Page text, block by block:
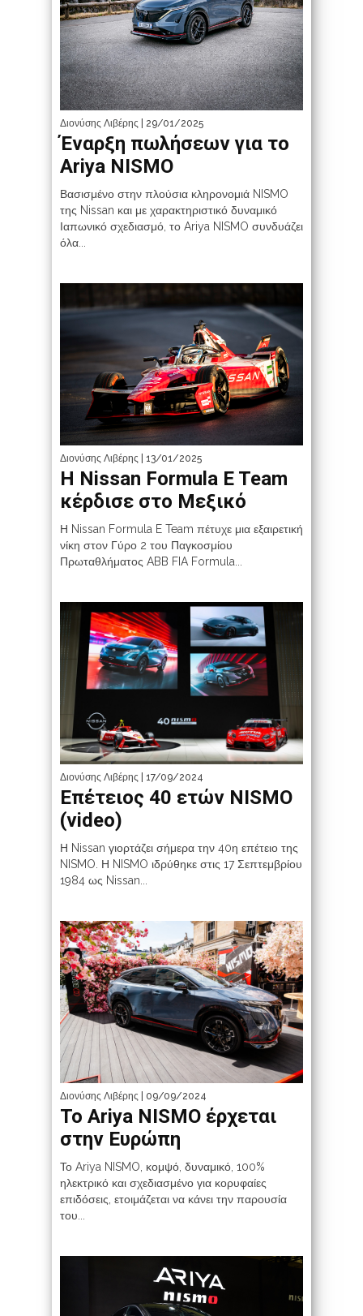
Διονύσης Λιβέρης | 29/01/2025
Έναρξη πωλήσεων για το
Ariya NISMO
Βασισμένο στην πλούσια κληρονομιά NISMO
της Nissan και με χαρακτηριστικό δυναμικό
Ιαπωνικό σχεδιασμό, το Ariya NISMO συνδυάζει
όλα...
Διονύσης Λιβέρης | 13/01/2025
Η Nissan Formula E Team
κέρδισε στο Μεξικό
Η Nissan Formula E Team πέτυχε μια εξαιρετική
νίκη στον Γύρο 2 του Παγκοσμίου
Πρωταθλήματος ABB FIA Formula...
Διονύσης Λιβέρης | 17/09/2024
Επέτειος 40 ετών NISMO
(video)
Η Nissan γιορτάζει σήμερα την 40η επέτειο της
NISMO. Η NISMO ιδρύθηκε στις 17 Σεπτεμβρίου
1984 ως Nissan...
Διονύσης Λιβέρης | 09/09/2024
Το Ariya NISMO έρχεται
στην Ευρώπη
Το Ariya NISMO, κομψό, δυναμικό, 100%
ηλεκτρικό και σχεδιασμένο για κορυφαίες
επιδόσεις, ετοιμάζεται να κάνει την παρουσία
του...